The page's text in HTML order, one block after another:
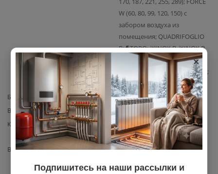
W (60, 80, 99, 120, 150) с
забором воздуха из
помещения; QUADRIFOGLIO
B; ¶TORO; iXINOX B, iXINOX B
K; GN2 N; BIG F, BIG FK; Energy
Top W; OPERA, CLOVER, MACH;
Domicompact
Базовая единица
шт
Вес с упаковкой
Комплектация
Датчик давления воды Ferroli
(артикул 39806180) – 1 шт.
Вид запчасти
датчик
×
Подпишитесь на наши рассылки и